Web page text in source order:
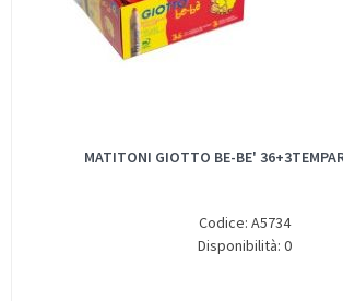
MATITONI GIOTTO BE-BE'
Codice: A5734
Disponibilità: 0